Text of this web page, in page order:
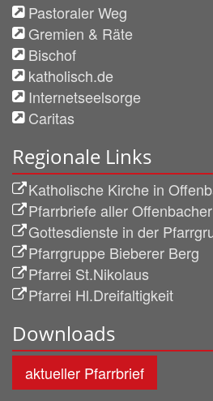
Pastoraler Weg
Gremien & Räte
Bischof
katholisch.de
Internetseelsorge
Caritas
Regionale Links
Katholische Kirche in
Pfarrbriefe aller
Gottesdienste in der
Pfarrgruppe Bieberer Berg
Pfarrei St.Nikolaus
Pfarrei Hl.Dreifaltigkeit
Downloads
aktueller Pfarrbrief